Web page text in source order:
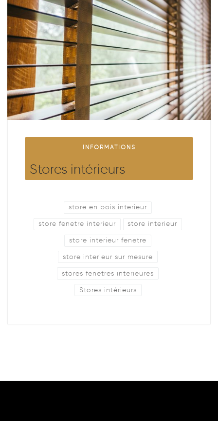
INFORMATIONS
Stores intérieurs
store en bois interieur
store fenetre interieur store interieur
store interieur fenetre
store interieur sur mesure
stores fenetres interieures
Stores intérieurs